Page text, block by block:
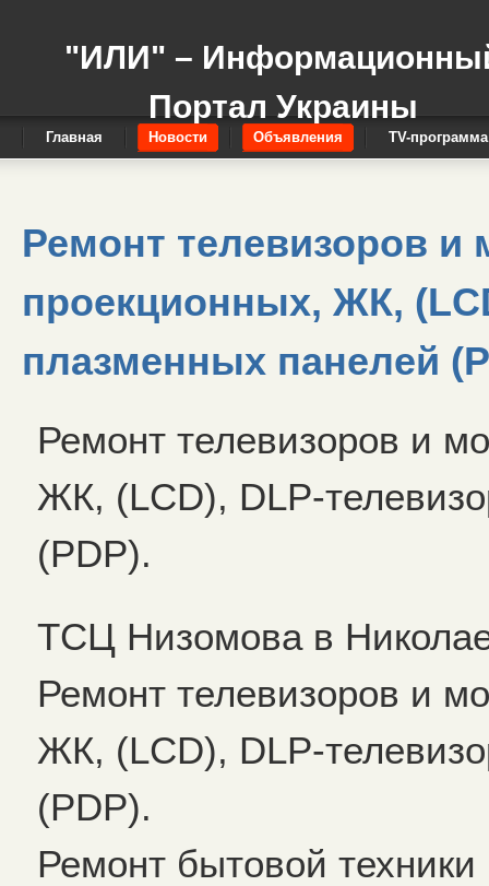
"ИЛИ" –
Портал Украины
Главная Новости Объявления TV-программа
Ремонт телевизоров и
проекционных, ЖК,
плазменных панелей
Ремонт телевизоров и
ЖК, (LCD), DLP-
(PDP).
ТСЦ Низомова в
Ремонт телевизоров и
ЖК, (LCD), DLP-
(PDP).
Ремонт бытовой техники